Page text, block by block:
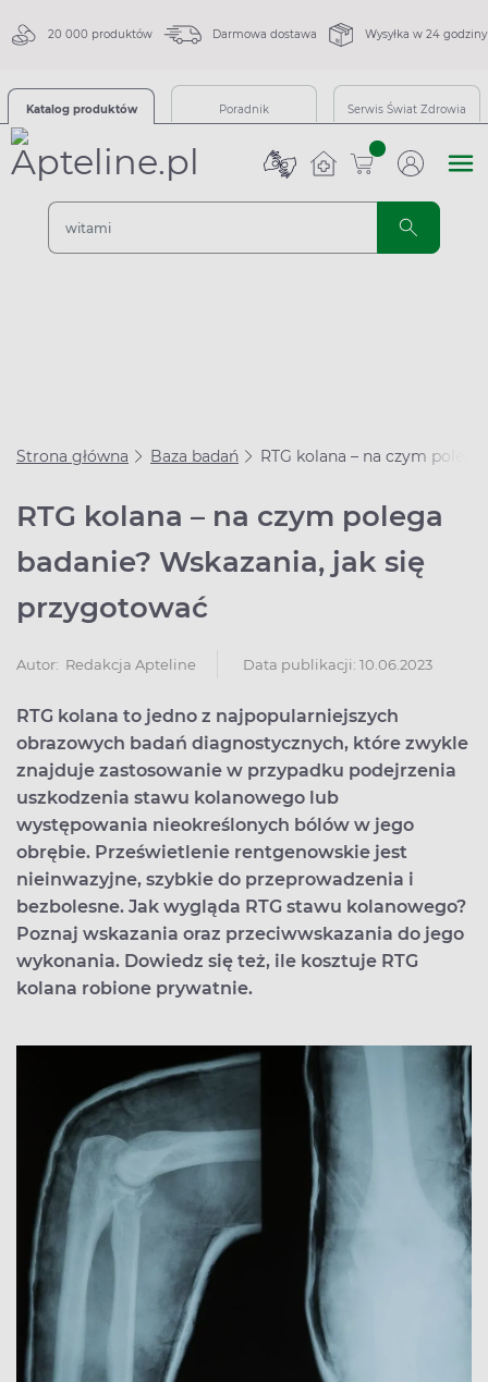
20 000 produktów Darmowa dostawa Wysyłka w 24 godziny
Katalog produktów Poradnik Serwis Świat Zdrowia
sztuk
Strona główna Baza badań RTG kolana – na czym
RTG kolana – na czym polega
badanie? Wskazania, jak się
przygotować
Autor: Redakcja Apteline Data publikacji: 10.06.2023
RTG kolana to jedno z najpopularniejszych
obrazowych badań diagnostycznych, które zwykle
znajduje zastosowanie w przypadku podejrzenia
uszkodzenia stawu kolanowego lub
występowania nieokreślonych bólów w jego
obrębie. Prześwietlenie rentgenowskie jest
nieinwazyjne, szybkie do przeprowadzenia i
bezbolesne. Jak wygląda RTG stawu kolanowego?
Poznaj wskazania oraz przeciwwskazania do jego
wykonania. Dowiedz się też, ile kosztuje RTG
kolana robione prywatnie.